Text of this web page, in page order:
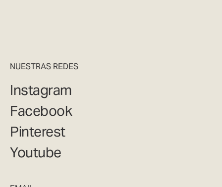
NUESTRAS REDES
Instagram
Facebook
Pinterest
Youtube